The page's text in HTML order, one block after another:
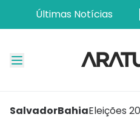
Últimas Notícias
SalvadorBahiaEleições